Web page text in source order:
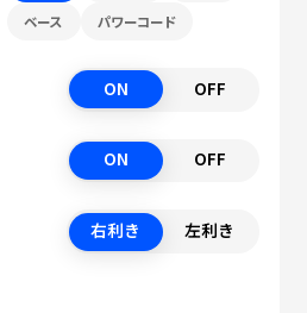
ベース パワーコード
ON OFF
ON OFF
右利き 左利き